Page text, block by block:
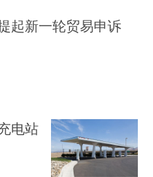
起新一轮贸易申诉
电站